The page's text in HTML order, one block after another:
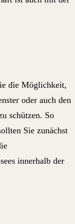
die Möglichkeit,
oder auch den
schützen. So
Sie zunächst
innerhalb der